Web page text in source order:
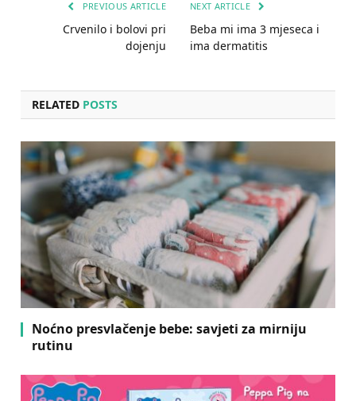
PREVIOUS ARTICLE
Crvenilo i bolovi pri
dojenju
NEXT ARTICLE
Beba mi ima 3 mjeseca i
ima dermatitis
RELATED POSTS
Noćno presvlačenje bebe: savjeti za mirniju
rutinu